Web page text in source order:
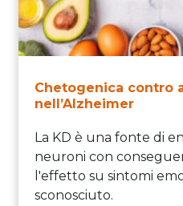
Chetogenica contro
nell’Alzheimer
La KD è una fonte di
neuroni con
l'effetto su sintomi
sconosciuto.